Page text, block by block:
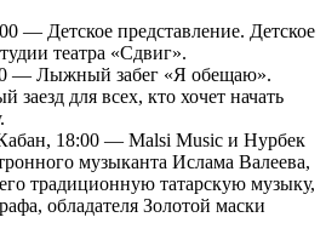
— Детское представление. Детское
театра «Сдвиг».
— Лыжный забег «Я обещаю».
для всех, кто хочет начать
18:00 — Malsi Music и Нурбек
музыканта Ислама Валеева,
традиционную татарскую музыку,
обладателя Золотой маски